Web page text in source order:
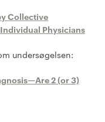
Collective
Physicians
undersøgelsen:
2 (or 3)